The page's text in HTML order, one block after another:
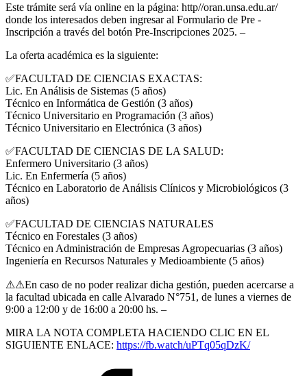
Este trámite será vía online en la página: http//oran.unsa.edu.ar/
donde los interesados deben ingresar al Formulario de Pre -
Inscripción a través del botón Pre-Inscripciones 2025. –
La oferta académica es la siguiente:
✅FACULTAD DE CIENCIAS EXACTAS:
Lic. En Análisis de Sistemas (5 años)
Técnico en Informática de Gestión (3 años)
Técnico Universitario en Programación (3 años)
Técnico Universitario en Electrónica (3 años)
✅FACULTAD DE CIENCIAS DE LA SALUD:
Enfermero Universitario (3 años)
Lic. En Enfermería (5 años)
Técnico en Laboratorio de Análisis Clínicos y Microbiológicos (3
años)
✅FACULTAD DE CIENCIAS NATURALES
Técnico en Forestales (3 años)
Técnico en Administración de Empresas Agropecuarias (3 años)
Ingeniería en Recursos Naturales y Medioambiente (5 años)
⚠⚠En caso de no poder realizar dicha gestión, pueden acercarse a
la facultad ubicada en calle Alvarado N°751, de lunes a viernes de
9:00 a 12:00 y de 16:00 a 20:00 hs. –
MIRA LA NOTA COMPLETA HACIENDO CLIC EN EL
SIGUIENTE ENLACE: https://fb.watch/uPTq05qDzK/